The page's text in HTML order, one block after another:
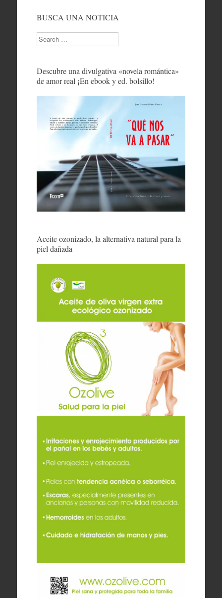
BUSCA UNA NOTICIA
Search
Descubre una divulgativa «novela romántica»
de amor real ¡En ebook y ed. bolsillo!
Aceite ozonizado, la alternativa natural para la
piel dañada